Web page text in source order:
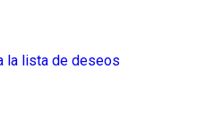
la lista de deseos